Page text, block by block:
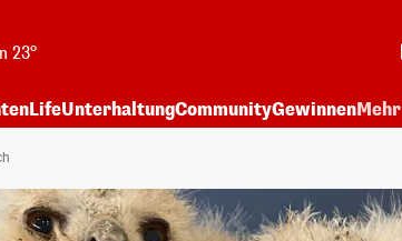
23°
LifeUnterhaltungCommunityGewinnenMehr